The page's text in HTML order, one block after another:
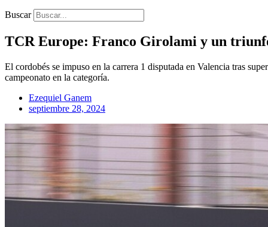
Buscar
TCR Europe: Franco Girolami y un
El cordobés se impuso en la carrera 1 disputada en Valencia tras
campeonato en la categoría.
Ezequiel Ganem
septiembre 28, 2024